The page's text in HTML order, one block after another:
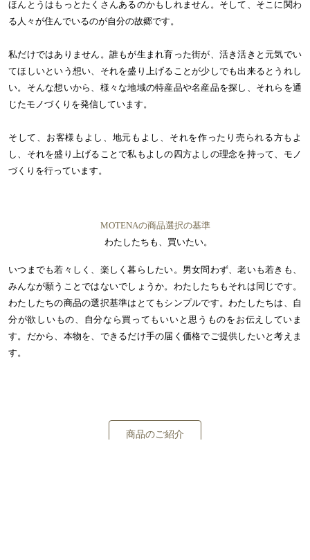
ほんとうはもっとたくさんあるのかもしれません。そして、そこに関わ
る人々が住んでいるのが自分の故郷です。
私だけではありません。誰もが生まれ育った街が、活き活きと元気でい
てほしいという想い、それを盛り上げることが少しでも出来るとうれし
い。そんな想いから、様々な地域の特産品や名産品を探し、それらを通
じたモノづくりを発信しています。
そして、お客様もよし、地元もよし、それを作ったり売られる方もよ
し、それを盛り上げることで私もよしの四方よしの理念を持って、モノ
づくりを行っています。
MOTENAの商品選択の基準
わたしたちも、買いたい。
いつまでも若々しく、楽しく暮らしたい。男女問わず、老いも若きも、
みんなが願うことではないでしょうか。わたしたちもそれは同じです。
わたしたちの商品の選択基準はとてもシンプルです。わたしたちは、自
分が欲しいもの、自分なら買ってもいいと思うものをお伝えしていま
す。だから、本物を、できるだけ手の届く価格でご提供したいと考えま
す。
商品のご紹介